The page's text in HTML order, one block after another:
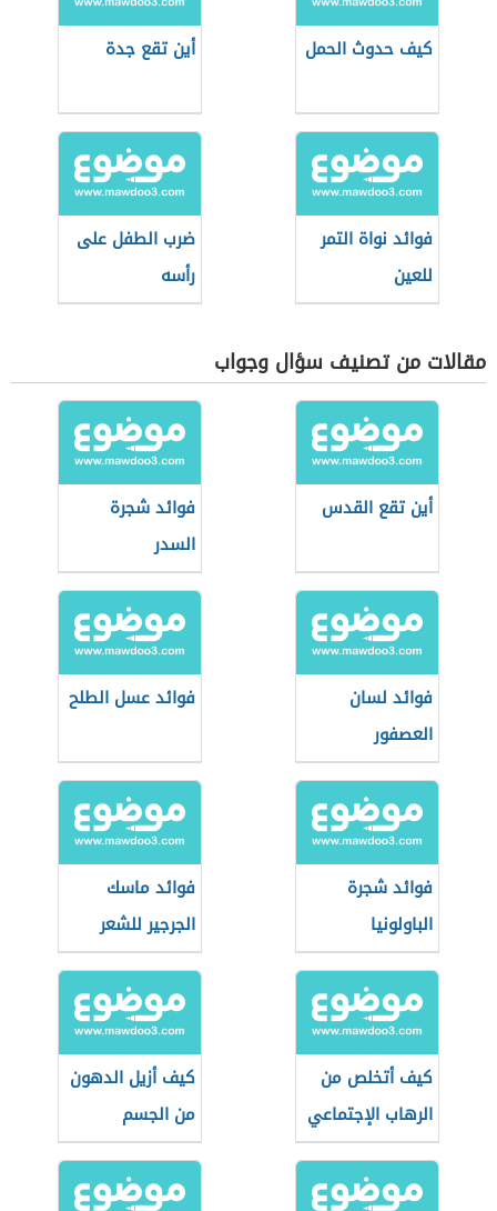
كيف حدوث الحمل أين تقع جدة
فوائد نواة التمر
للعين
ضرب الطفل على
رأسه
مقالات من تصنيف سؤال وجواب
أين تقع القدس
فوائد شجرة
السدر
فوائد لسان
العصفور
فوائد عسل الطلح
فوائد شجرة
الباولونيا
فوائد ماسك
الجرجير للشعر
كيف أتخلص من
الرهاب الإجتماعي
كيف أزيل الدهون
من الجسم